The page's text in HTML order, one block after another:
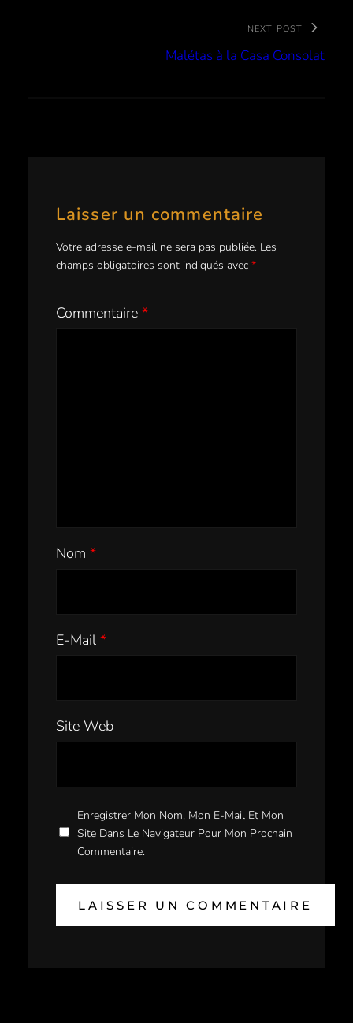
NEXT POST
Malétas à la Casa Consolat
Laisser un commentaire
Votre adresse e-mail ne sera pas publiée. Les
champs obligatoires sont indiqués avec *
Commentaire *
Nom *
E-Mail *
Site Web
Enregistrer Mon Nom, Mon E-Mail Et Mon
Site Dans Le Navigateur Pour Mon Prochain
Commentaire.